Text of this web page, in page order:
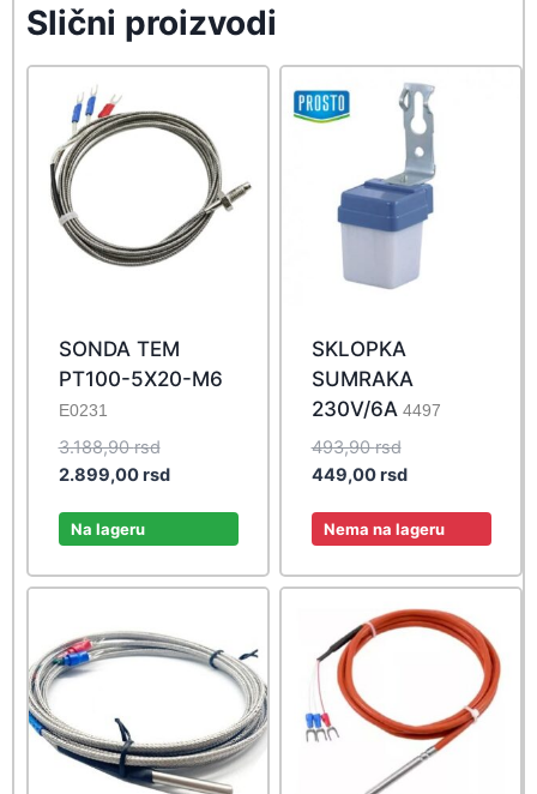
Slični proizvodi
SONDA TEM
PT100-5X20-M6
E0231
3.188,90rsdOriginal
price
2.899,00rsdCurrent
Na lageru
SKLOPKA
SUMRAKA
230V/6A 4497
493,90rsdOriginal
price
493,90 rsd.
449,00rsdCurrent
is:
Nema na lageru